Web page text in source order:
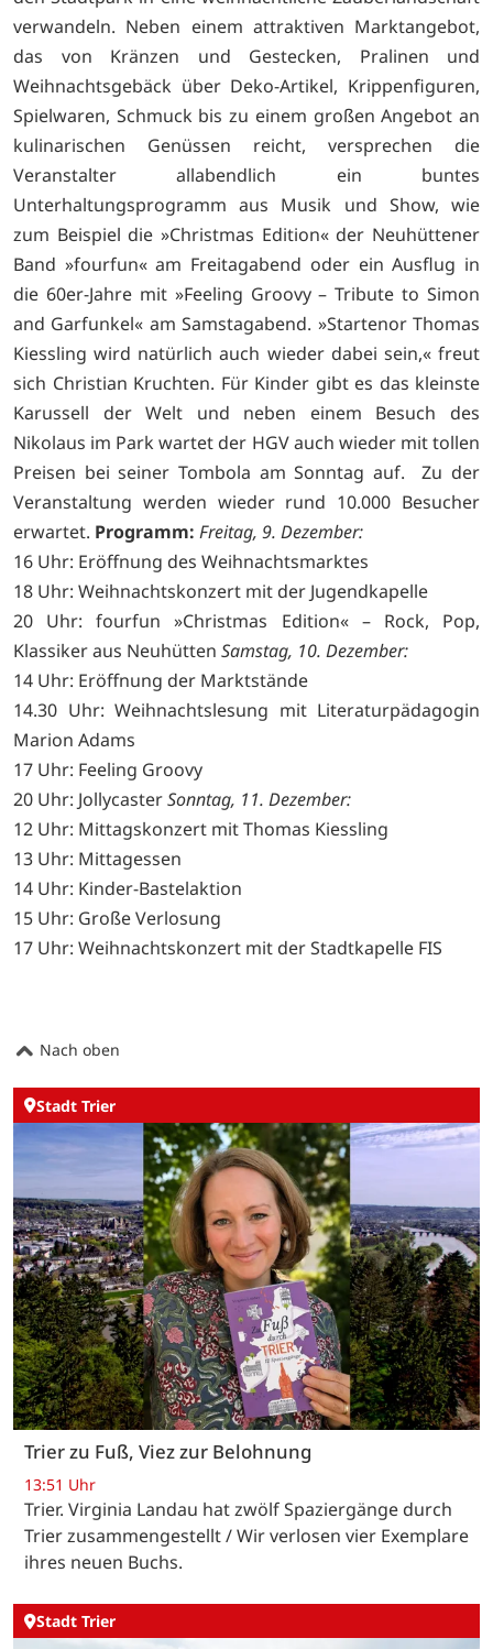
verwandeln. Neben einem attraktiven Marktangebot,
das von Kränzen und Gestecken, Pralinen und
Weihnachtsgebäck über Deko-Artikel, Krippenfiguren,
Spielwaren, Schmuck bis zu einem großen Angebot an
kulinarischen Genüssen reicht, versprechen die
Veranstalter allabendlich ein buntes
Unterhaltungsprogramm aus Musik und Show, wie
zum Beispiel die »Christmas Edition« der Neuhüttener
Band »fourfun« am Freitagabend oder ein Ausflug in
die 60er-Jahre mit »Feeling Groovy – Tribute to Simon
and Garfunkel« am Samstagabend. »Startenor Thomas
Kiessling wird natürlich auch wieder dabei sein,« freut
sich Christian Kruchten. Für Kinder gibt es das kleinste
Karussell der Welt und neben einem Besuch des
Nikolaus im Park wartet der HGV auch wieder mit tollen
Preisen bei seiner Tombola am Sonntag auf. Zu der
Veranstaltung werden wieder rund 10.000 Besucher
erwartet. Programm: Freitag, 9. Dezember:
16 Uhr: Eröffnung des Weihnachtsmarktes
18 Uhr: Weihnachtskonzert mit der Jugendkapelle
20 Uhr: fourfun »Christmas Edition« – Rock, Pop,
Klassiker aus Neuhütten Samstag, 10. Dezember:
14 Uhr: Eröffnung der Marktstände
14.30 Uhr: Weihnachtslesung mit Literaturpädagogin
Marion Adams
17 Uhr: Feeling Groovy
20 Uhr: JollycasterSonntag, 11. Dezember:
12 Uhr: Mittagskonzert mit Thomas Kiessling
13 Uhr: Mittagessen
14 Uhr: Kinder-Bastelaktion
15 Uhr: Große Verlosung
17 Uhr: Weihnachtskonzert mit der Stadtkapelle FIS
Nach oben
Stadt Trier
Trier zu Fuß, Viez zur Belohnung
13:51 Uhr
Trier. Virginia Landau hat zwölf Spaziergänge durch
Trier zusammengestellt / Wir verlosen vier Exemplare
ihres neuen Buchs.
Stadt Trier